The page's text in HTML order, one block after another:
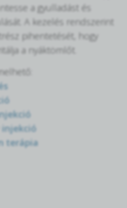
a gyulladást és
A kezelés rendszerint
pihentetését, hogy
a nyáktömlőt.
terápia